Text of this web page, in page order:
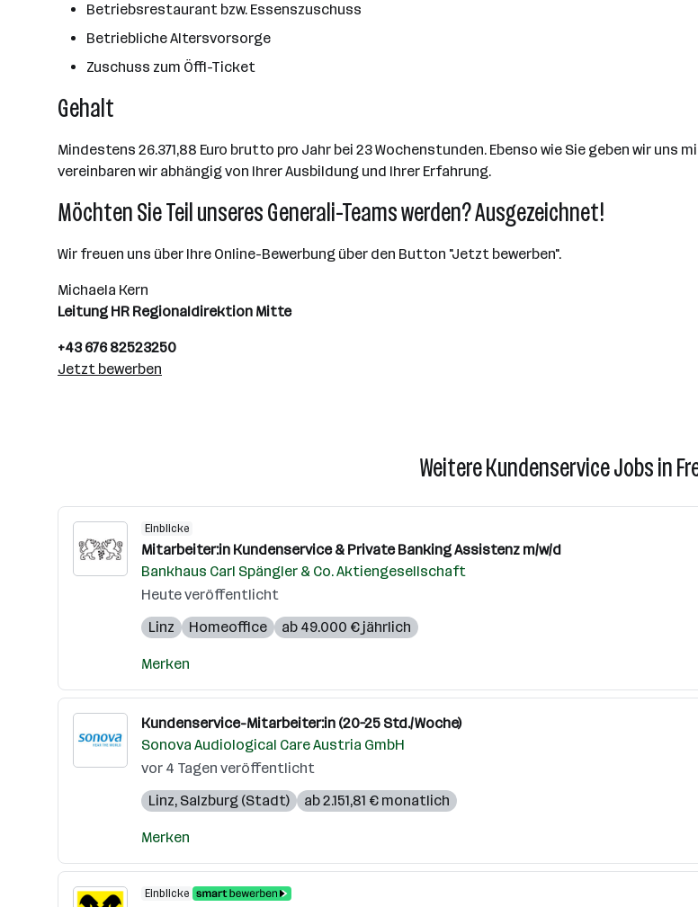
Betriebsrestaurant bzw. Essenszuschuss
Betriebliche Altersvorsorge
Zuschuss zum Öffi-Ticket
Gehalt
Mindestens 26.371,88 Euro brutto pro Jahr bei 23 Wochenstunden. Ebenso wie Sie geben wir
vereinbaren wir abhängig von Ihrer Ausbildung und Ihrer Erfahrung.
Möchten Sie Teil unseres Generali-Teams werden? Ausgezeichnet!
Wir freuen uns über Ihre Online-Bewerbung über den Button "Jetzt bewerben".
Michaela Kern
Leitung HR Regionaldirektion Mitte
+43 676 82523250
Jetzt bewerben
Weitere Kundenservice Jobs in
Einblicke
Mitarbeiter:in Kundenservice & Private Banking Assistenz m/w/d
Bankhaus Carl Spängler & Co. Aktiengesellschaft
Heute veröffentlicht
Linz
Homeoffice ab 49.000 € jährlich
Merken
Kundenservice-Mitarbeiter:in (20–25 Std./Woche)
Sonova Audiological Care Austria GmbH
vor 4 Tagen veröffentlicht
Linz, Salzburg (Stadt) ab 2.151,81 € monatlich
Merken
Einblicke